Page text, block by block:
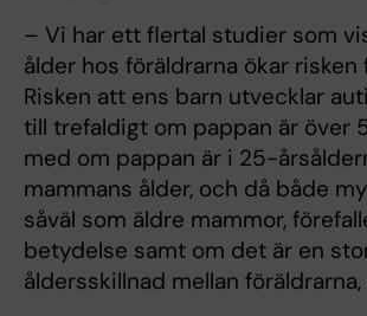
– Vi har ett flertal studier som
ålder hos föräldrarna ökar risken
Risken att ens barn utvecklar
till trefaldigt om pappan är över
med om pappan är i 25-
mammans ålder, och då både
såväl som äldre mammor,
betydelse samt om det är en
åldersskillnad mellan föräldrarna,